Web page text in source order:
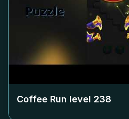
Coffee Run level 238